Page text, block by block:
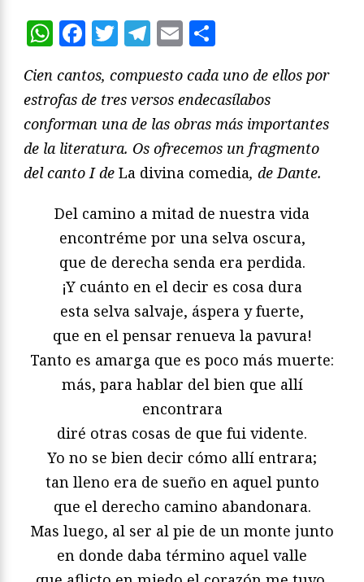
WhatsApp
Facebook
Twitter
Telegram
Email
Cien cantos, compuesto cada uno de ellos por
estrofas de tres versos endecasílabos
conforman una de las obras más importantes
de la literatura. Os ofrecemos un fragmento
del canto I de La divina comedia, de Dante.
Del camino a mitad de nuestra vida
encontréme por una selva oscura,
que de derecha senda era perdida.
¡Y cuánto en el decir es cosa dura
esta selva salvaje, áspera y fuerte,
que en el pensar renueva la pavura!
Tanto es amarga que es poco más muerte:
más, para hablar del bien que allí
encontrara
diré otras cosas de que fui vidente.
Yo no se bien decir cómo allí entrara;
tan lleno era de sueño en aquel punto
que el derecho camino abandonara.
Mas luego, al ser al pie de un monte junto
en donde daba término aquel valle